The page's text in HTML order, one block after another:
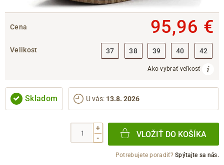
Cena 95,96 €
Velikost 37 38 39 40 42
Ako vybrať veľkosť
Skladom U vás: 13.8. 2026
+
-
VLOŽIŤ DO KOŠÍKA
Potrebujete poradiť?Spýtajte sa nás.